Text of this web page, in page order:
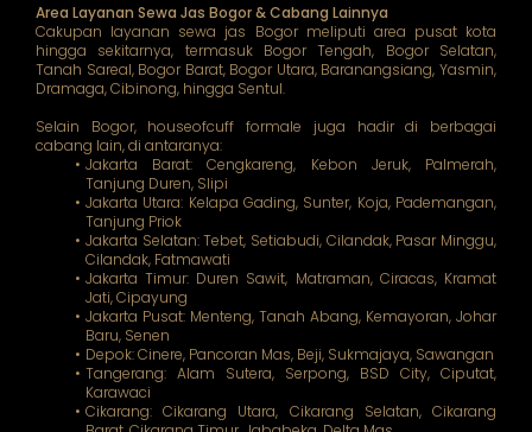
Area Layanan Sewa Jas Bogor & Cabang Lainnya
Cakupan layanan sewa jas Bogor meliputi area pusat kota
hingga sekitarnya, termasuk Bogor Tengah, Bogor Selatan,
Tanah Sareal, Bogor Barat, Bogor Utara, Baranangsiang, Yasmin,
Dramaga, Cibinong, hingga Sentul.
Selain Bogor, houseofcuff formale juga hadir di berbagai
cabang lain, di antaranya:
Jakarta Barat: Cengkareng, Kebon Jeruk, Palmerah,
Tanjung Duren, Slipi
Jakarta Utara: Kelapa Gading, Sunter, Koja, Pademangan,
Tanjung Priok
Jakarta Selatan: Tebet, Setiabudi, Cilandak, Pasar Minggu,
Cilandak, Fatmawati
Jakarta Timur: Duren Sawit, Matraman, Ciracas, Kramat
Jati, Cipayung
Jakarta Pusat: Menteng, Tanah Abang, Kemayoran, Johar
Baru, Senen
Depok: Cinere, Pancoran Mas, Beji, Sukmajaya, Sawangan
Tangerang: Alam Sutera, Serpong, BSD City, Ciputat,
Karawaci
Cikarang: Cikarang Utara, Cikarang Selatan, Cikarang